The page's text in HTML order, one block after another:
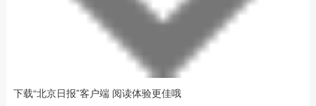
下载“北京日报”客户端 阅读体验更佳哦